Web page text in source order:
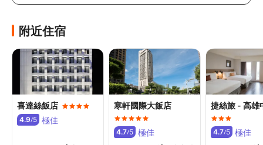
店查詢
寵物政策
不可攜帶寵物
其他費用
機場接駁車費用：每輛車單程 TWD1860 (共 4 個座位)
附近住宿
喜達絲飯店
4.9/5 極佳
寒軒國際大飯店
4.7/5 極佳
捷絲旅 - 高雄
4.7/5 極佳